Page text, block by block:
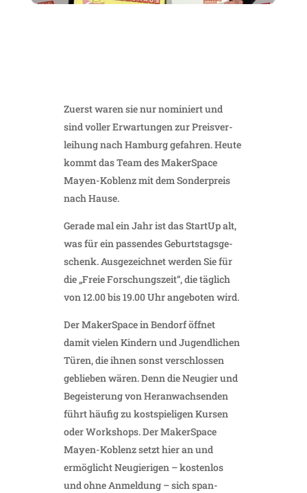
Zuerst waren sie nur nomi­niert und
sind voller Erwar­tungen zur Preis­ver­
lei­hung nach Hamburg gefahren. Heute
kommt das Team des Maker­Space
Mayen-Koblenz mit dem Sonder­preis
nach Hause.
Gerade mal ein Jahr ist das StartUp alt,
was für ein passendes Geburts­tags­ge­
schenk. Ausge­zeichnet werden Sie für
die „Freie Forschungs­zeit“, die täglich
von 12.00 bis 19.00 Uhr ange­boten wird.
Der Maker­Space in Bendorf öffnet
damit vielen Kindern und Jugend­li­chen
Türen, die ihnen sonst verschlossen
geblieben wären. Denn die Neugier und
Begeis­te­rung von Heran­wach­senden
führt häufig zu kost­spie­ligen Kursen
oder Work­shops. Der Maker­Space
Mayen-Koblenz setzt hier an und
ermög­licht Neugie­rigen – kostenlos
und ohne Anmel­dung – sich span­